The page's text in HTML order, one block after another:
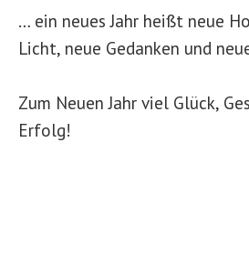
… ein neues Jahr heißt neue
Licht, neue Gedanken und
Zum Neuen Jahr viel Glück,
Erfolg!